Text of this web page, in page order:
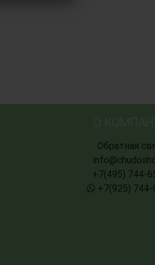
О
Обратная
+7(495) 744-
+7(925)